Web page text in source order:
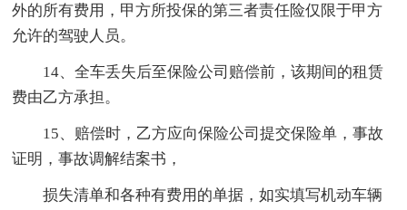
外的所有费用，甲方所投保的第三者责任险仅限于甲方
允许的驾驶人员。
14、全车丢失后至保险公司赔偿前，该期间的租赁
费由乙方承担。
15、赔偿时，乙方应向保险公司提交保险单，事故
证明，事故调解结案书，
损失清单和各种有费用的单据，如实填写机动车辆